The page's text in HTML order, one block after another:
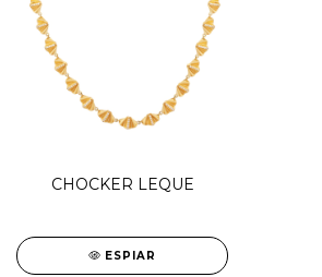
CHOCKER LEQUE
ESPIAR